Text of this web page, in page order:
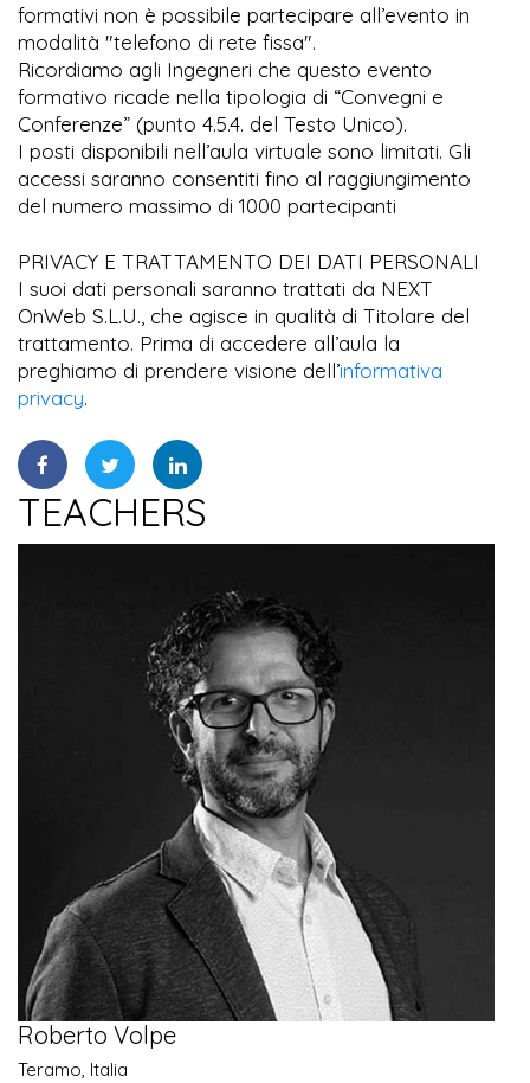
formativi non è possibile partecipare all’evento in
modalità "telefono di rete fissa".
Ricordiamo agli Ingegneri che questo evento
formativo ricade nella tipologia di “Convegni e
Conferenze” (punto 4.5.4. del Testo Unico).
I posti disponibili nell’aula virtuale sono limitati. Gli
accessi saranno consentiti fino al raggiungimento
del numero massimo di 1000 partecipanti
PRIVACY E TRATTAMENTO DEI DATI PERSONALI
I suoi dati personali saranno trattati da NEXT
OnWeb S.L.U., che agisce in qualità di Titolare del
trattamento. Prima di accedere all’aula la
preghiamo di prendere visione dell’informativa
privacy.
TEACHERS
Roberto Volpe
Teramo, Italia